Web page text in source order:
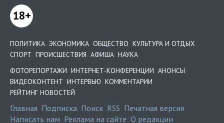
18+
ПОЛИТИКА ЭКОНОМИКА ОБЩЕСТВО КУЛЬТУРА И ОТДЫХ
СПОРТ ПРОИСШЕСТВИЯ АФИША НАУКА
ФОТОРЕПОРТАЖИ ИНТЕРНЕТ-КОНФЕРЕНЦИИ АНОНСЫ
ВИДЕОКОНТЕНТ ИНТЕРВЬЮ КОММЕНТАРИИ
РЕЙТИНГ НОВОСТЕЙ
Главная Подписка Поиск RSS Печатная версия
Написать нам Реклама на сайте О редакции